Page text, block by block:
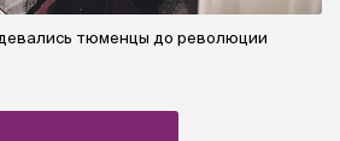
тюменцы до революции